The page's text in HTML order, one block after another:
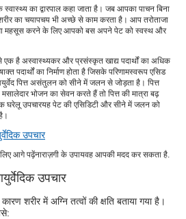
का द्वारपाल कहा जाता है। जब आपका पाचन बिना
का चयापचय भी अच्छे से काम करता है। आप तरोताजा
महसूस करने के लिए आपको बस अपने पेट को स्वस्थ और
एक है अस्वास्थ्यकर और प्रसंस्कृत खाद्य पदार्थों का अधिक
पदार्थों का निर्माण होता है जिसके परिणामस्वरूप एसिड
पित्त असंतुलन को सीने में जलन से जोड़ता है। पित्त
भोजन का सेवन करते हैं तो पित्त की मात्रा बढ़
घरेलू उपचारयह पेट की एसिडिटी और सीने में जलन को
उपचार
लिए आगे पढ़ेंनाराज़गी के उपायवह आपकी मदद कर सकता है.
उपचार
शरीर में अग्नि तत्वों की क्षति बताया गया है।